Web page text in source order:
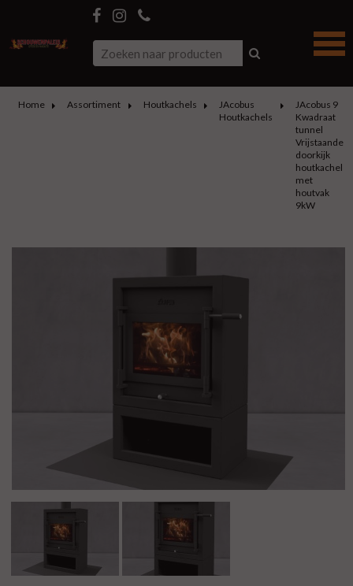
Home Assortiment Houtkachels
JAcobus
Houtkachels
JAcobus 9
Kwadraat
tunnel
Vrijstaande
doorkijk
houtkachel
met
houtvak
9kW